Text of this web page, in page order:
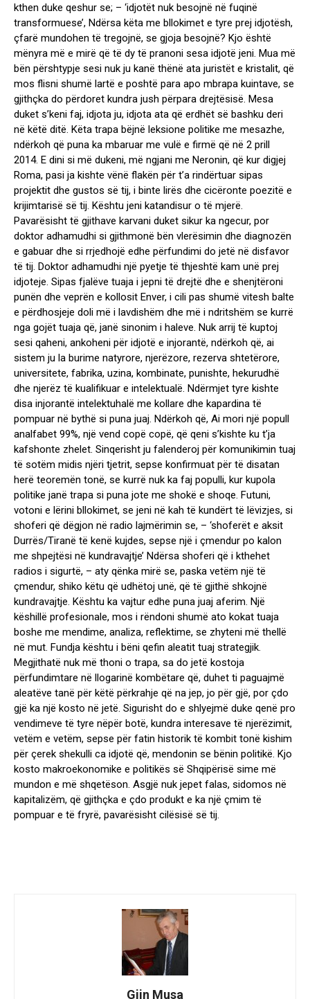
kthen duke qeshur se; – ‘idjotët nuk besojnë në fuqinë
transformuese’, Ndërsa këta me bllokimet e tyre prej idjotësh,
çfarë mundohen të tregojnë, se gjoja besojnë? Kjo është
mënyra më e mirë që të dy të pranoni sesa idjotë jeni. Mua më
bën përshtypje sesi nuk ju kanë thënë ata juristët e kristalit, që
mos flisni shumë lartë e poshtë para apo mbrapa kuintave, se
gjithçka do përdoret kundra jush përpara drejtësisë. Mesa
duket s’keni faj, idjota ju, idjota ata që erdhët së bashku deri
në këtë ditë. Këta trapa bëjnë leksione politike me mesazhe,
ndërkoh që puna ka mbaruar me vulë e firmë që në 2 prill
2014. E dini si më dukeni, më ngjani me Neronin, që kur digjej
Roma, pasi ja kishte vënë flakën për t’a rindërtuar sipas
projektit dhe gustos së tij, i binte lirës dhe cicëronte poezitë e
krijimtarisë së tij. Kështu jeni katandisur o të mjerë.
Pavarësisht të gjithave karvani duket sikur ka ngecur, por
doktor adhamudhi si gjithmonë bën vlerësimin dhe diagnozën
e gabuar dhe si rrjedhojë edhe përfundimi do jetë në disfavor
të tij. Doktor adhamudhi një pyetje të thjeshtë kam unë prej
idjoteje. Sipas fjalëve tuaja i jepni të drejtë dhe e shenjtëroni
punën dhe veprën e kollosit Enver, i cili pas shumë vitesh balte
e përdhosjeje doli më i lavdishëm dhe më i ndritshëm se kurrë
nga gojët tuaja që, janë sinonim i haleve. Nuk arrij të kuptoj
sesi qaheni, ankoheni për idjotë e injorantë, ndërkoh që, ai
sistem ju la burime natyrore, njerëzore, rezerva shtetërore,
universitete, fabrika, uzina, kombinate, punishte, hekurudhë
dhe njerëz të kualifikuar e intelektualë. Ndërmjet tyre kishte
disa injorantë intelektuhalë me kollare dhe kapardina të
pompuar në bythë si puna juaj. Ndërkoh që, Ai mori një popull
analfabet 99%, një vend copë copë, që qeni s’kishte ku t’ja
kafshonte zhelet. Sinqerisht ju falenderoj për komunikimin tuaj
të sotëm midis njëri tjetrit, sepse konfirmuat për të disatan
herë teoremën tonë, se kurrë nuk ka faj populli, kur kupola
politike janë trapa si puna jote me shokë e shoqe. Futuni,
votoni e lërini bllokimet, se jeni në kah të kundërt të lëvizjes, si
shoferi që dëgjon në radio lajmërimin se, – ‘shoferët e aksit
Durrës/Tiranë të kenë kujdes, sepse një i çmendur po kalon
me shpejtësi në kundravajtje’ Ndërsa shoferi që i kthehet
radios i sigurtë, – aty qënka mirë se, paska vetëm një të
çmendur, shiko këtu që udhëtoj unë, që të gjithë shkojnë
kundravajtje. Kështu ka vajtur edhe puna juaj aferim. Një
këshillë profesionale, mos i rëndoni shumë ato kokat tuaja
boshe me mendime, analiza, reflektime, se zhyteni më thellë
në mut. Fundja kështu i bëni qefin aleatit tuaj strategjik.
Megjithatë nuk më thoni o trapa, sa do jetë kostoja
përfundimtare në llogarinë kombëtare që, duhet ti paguajmë
aleatëve tanë për këtë përkrahje që na jep, jo për gjë, por çdo
gjë ka një kosto në jetë. Sigurisht do e shlyejmë duke qenë pro
vendimeve të tyre nëpër botë, kundra interesave të njerëzimit,
vetëm e vetëm, sepse për fatin historik të kombit tonë kishim
për çerek shekulli ca idjotë që, mendonin se bënin politikë. Kjo
kosto makroekonomike e politikës së Shqipërisë sime më
mundon e më shqetëson. Asgjë nuk jepet falas, sidomos në
kapitalizëm, që gjithçka e çdo produkt e ka një çmim të
pompuar e të fryrë, pavarësisht cilësisë së tij.
Gjin Musa